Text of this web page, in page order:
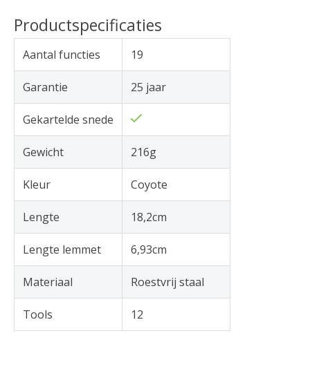
Productspecificaties
Aantal functies 19
Garantie 25 jaar
Gekartelde snede
Gewicht 216g
Kleur Coyote
Lengte 18,2cm
Lengte lemmet 6,93cm
Materiaal Roestvrij staal
Tools 12